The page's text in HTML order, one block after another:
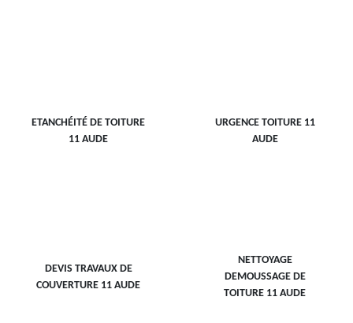
ETANCHÉITÉ DE TOITURE
11 AUDE
URGENCE TOITURE 11
AUDE
DEVIS TRAVAUX DE
COUVERTURE 11 AUDE
NETTOYAGE
DEMOUSSAGE DE
TOITURE 11 AUDE